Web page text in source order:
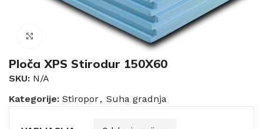
Ploča XPS Stirodur 150X60
SKU: N/A
Kategorije: Stiropor, Suha gradnja